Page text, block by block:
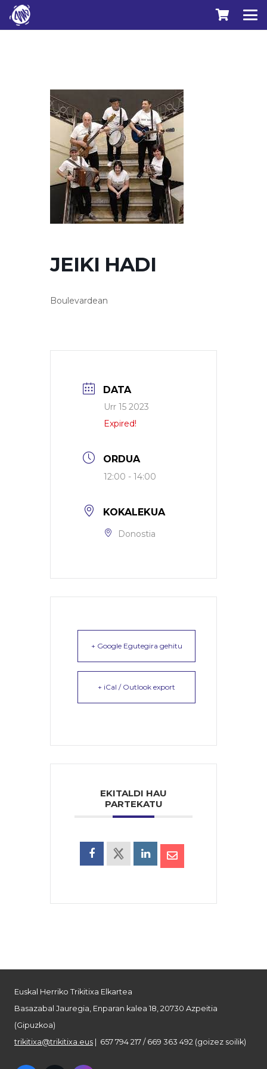
JEIKI HADI
Boulevardean
DATA
Urr 15 2023
Expired!
ORDUA
12:00 - 14:00
KOKALEKUA
Donostia
+ Google Egutegira gehitu
+ iCal / Outlook export
EKITALDI HAU
PARTEKATU
Euskal Herriko Trikitixa Elkartea
Basazabal Jauregia, Enparan kalea 18, 20730 Azpeitia
(Gipuzkoa)
trikitixa@trikitixa.eus | 657 794 217 / 669 363 492 (goizez soilik)